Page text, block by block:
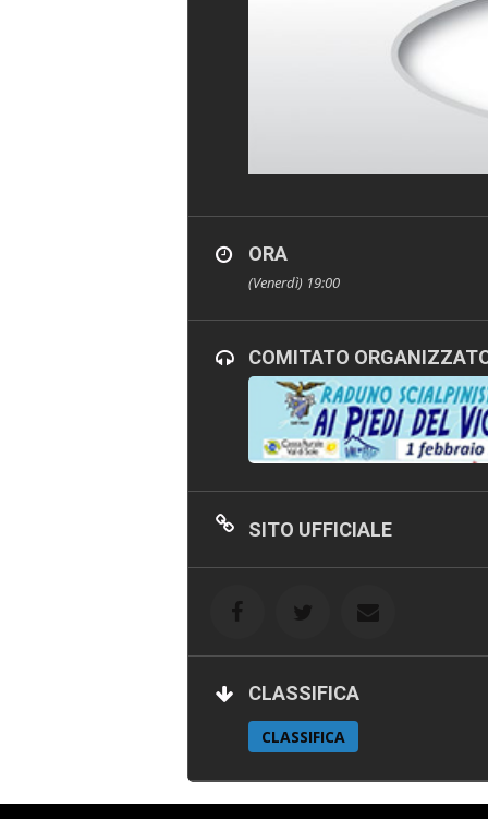
ORA
(Venerdì) 19:00
COMITATO
SITO UFFICIALE
CLASSIFICA
CLASSIFICA